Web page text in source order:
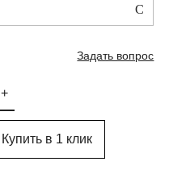
Задать вопрос
+
Купить в 1 клик